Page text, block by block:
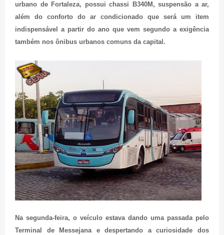
urbano de Fortaleza, possui chassi B340M, suspensão a ar,
além do conforto do ar condicionado que será um item
indispensável a partir do ano que vem segundo a exigência
também nos ônibus urbanos comuns da capital.
Na segunda-feira, o veículo estava dando uma passada pelo
Terminal de Messejana e despertando a curiosidade dos